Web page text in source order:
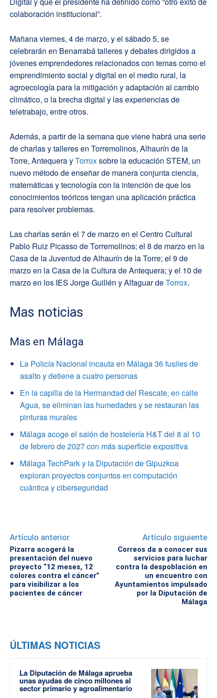
colaboración institucional”.
Mañana viernes, 4 de marzo, y el sábado 5, se
celebrarán en Benarrabá talleres y debates dirigidos a
jóvenes emprendedores relacionados con temas como el
emprendimiento social y digital en el medio rural, la
agroecología para la mitigación y adaptación al cambio
climático, o la brecha digital y las experiencias de
teletrabajo, entre otros.
Además, a partir de la semana que viene habrá una serie
de charlas y talleres en Torremolinos, Alhaurín de la
Torre, Antequera yTorroxsobre la educación STEM, un
nuevo método de enseñar de manera conjunta ciencia,
matemáticas y tecnología con la intención de que los
conocimientos teóricos tengan una aplicación práctica
para resolver problemas.
Las charlas serán el 7 de marzo en el Centro Cultural
Pablo Ruiz Picasso de Torremolinos; el 8 de marzo en la
Casa de la Juventud de Alhaurín de la Torre; el 9 de
marzo en la Casa de la Cultura de Antequera; y el 10 de
marzo en los IES Jorge Guillén y Alfaguar deTorrox.
Mas noticias
Mas en Málaga
La Policía Nacional incauta en Málaga 36 fusiles de
asalto y detiene a cuatro personas
En la capilla de la Hermandad del Rescate, en calle
Agua, se eliminan las humedades y se restauran las
pinturas murales
Málaga acoge el salón de hostelería H&T del 8 al 10
de febrero de 2027 con más superficie expositiva
Málaga TechPark y la Diputación de Gipuzkoa
exploran proyectos conjuntos en computación
cuántica y ciberseguridad
Artículo anterior
Pizarra acogerá la
presentación del nuevo
proyecto “12 meses, 12
colores contra el cáncer”
para visibilizar a los
pacientes de cáncer
Artículo siguiente
Correos da a conocer sus
servicios para luchar
contra la despoblación en
un encuentro con
Ayuntamientos impulsado
por la Diputación de
Málaga
ÚLTIMAS NOTICIAS
La Diputación de Málaga aprueba
unas ayudas de cinco millones al
sector primario y agroalimentario